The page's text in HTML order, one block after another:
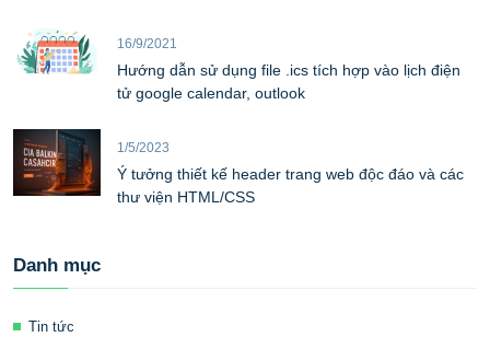
16/9/2021
Hướng dẫn sử dụng file .ics tích hợp vào lịch điện
tử google calendar, outlook
1/5/2023
Ý tưởng thiết kế header trang web độc đáo và các
thư viện HTML/CSS
Danh mục
Tin tức